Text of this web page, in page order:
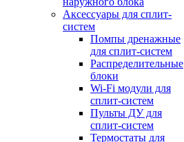
Аксессуары для сплит-
систем
Помпы дренажные
для сплит-систем
Распределительные
блоки
Wi-Fi модули для
сплит-систем
Пульты ДУ для
сплит-систем
Термостаты для